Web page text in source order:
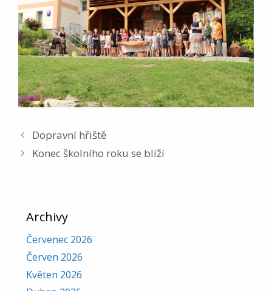
Dopravní hřiště
Konec školního roku se blíží
Archivy
Červenec 2026
Červen 2026
Květen 2026